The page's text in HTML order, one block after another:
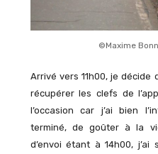
©Maxime
Arrivé vers 11h00, je décide
récupérer les clefs de
l’occasion car j’ai bien
terminé, de goûter à la
d’envoi étant à 14h00,